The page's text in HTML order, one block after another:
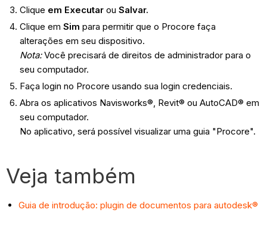
Clique em Executarou Salvar.
Clique em Sim para permitir que o Procore faça
alterações em seu dispositivo.
Nota:Você precisará de direitos de administrador para o
seu computador.
Faça login no Procore usando sua login credenciais.
Abra os aplicativos Navisworks®, Revit® ou AutoCAD® em
seu computador.
No aplicativo, será possível visualizar uma guia "Procore".
Veja também
Guia de introdução: plugin de documentos para autodesk®